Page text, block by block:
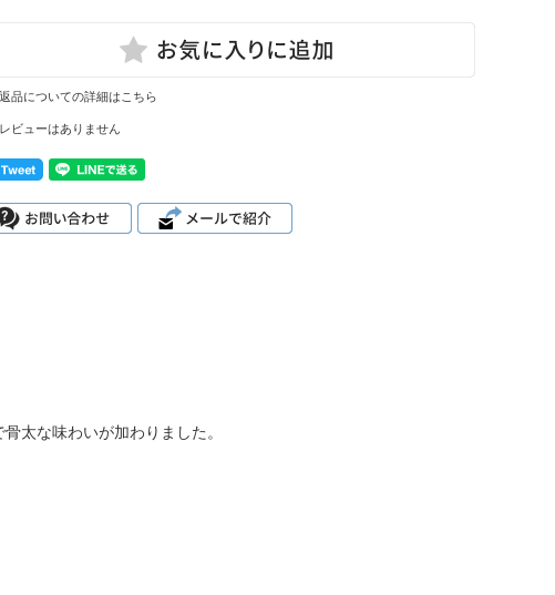
返品についての詳細はこちら
レビューはありません
太な味わいが加わりました。